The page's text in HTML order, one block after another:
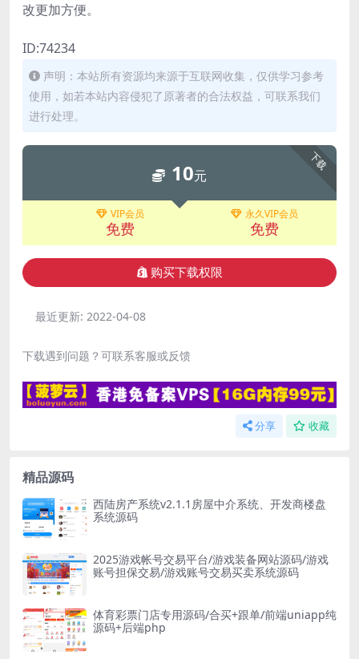
改更加方便。
ID:74234
声明：本站所有资源均来源于互联网收集，仅供学习参考
使用，如若本站内容侵犯了原著者的合法权益，可联系我们
进行处理。
下载
10元
VIP会员
免费
永久VIP会员
免费
购买下载权限
最近更新: 2022-04-08
下载遇到问题？可联系客服或反馈
分享 收藏
精品源码
西陆房产系统v2.1.1房屋中介系统、开发商楼盘
系统源码
2025游戏帐号交易平台/游戏装备网站源码/游戏
账号担保交易/游戏账号交易买卖系统源码
体育彩票门店专用源码/合买+跟单/前端uniapp纯
源码+后端php